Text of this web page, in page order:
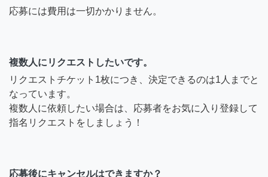
応募には費用は一切かかりません。
複数人にリクエストしたいです。
リクエストチケット1枚につき、決定できるのは1人までと
なっています。
複数人に依頼したい場合は、応募者をお気に入り登録して
指名リクエストをしましょう！
応募後にキャンセルはできますか？